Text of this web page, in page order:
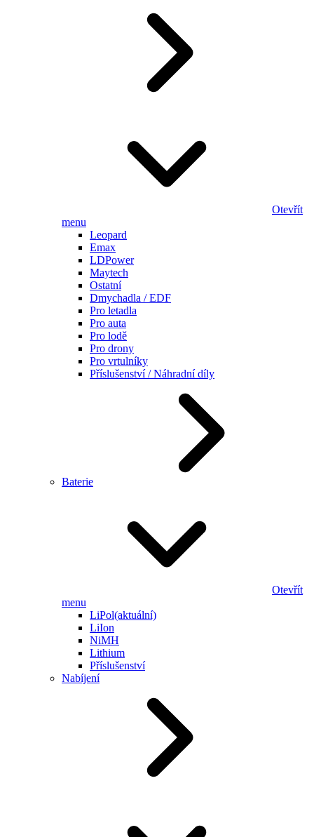
Otevřít
menu
Leopard
Emax
LDPower
Maytech
Ostatní
Dmychadla / EDF
Pro letadla
Pro auta
Pro lodě
Pro drony
Pro vrtulníky
Příslušenství / Náhradní díly
Baterie
Otevřít
menu
LiPol(aktuální)
LiIon
NiMH
Lithium
Příslušenství
Nabíjení